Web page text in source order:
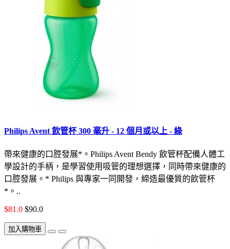
Philips Avent 飲管杯 300 毫升 - 12 個月或以上 - 綠
帶來健康的口腔發展*。Philips Avent Bendy 飲管杯配備人體工
學設計的手柄，是學習使用吸管的理想選擇，同時帶來健康的
口腔發展。* Philips 與專家一同開發，締造最優質的飲管杯
*。..
$81.0 $90.0
加入購物車